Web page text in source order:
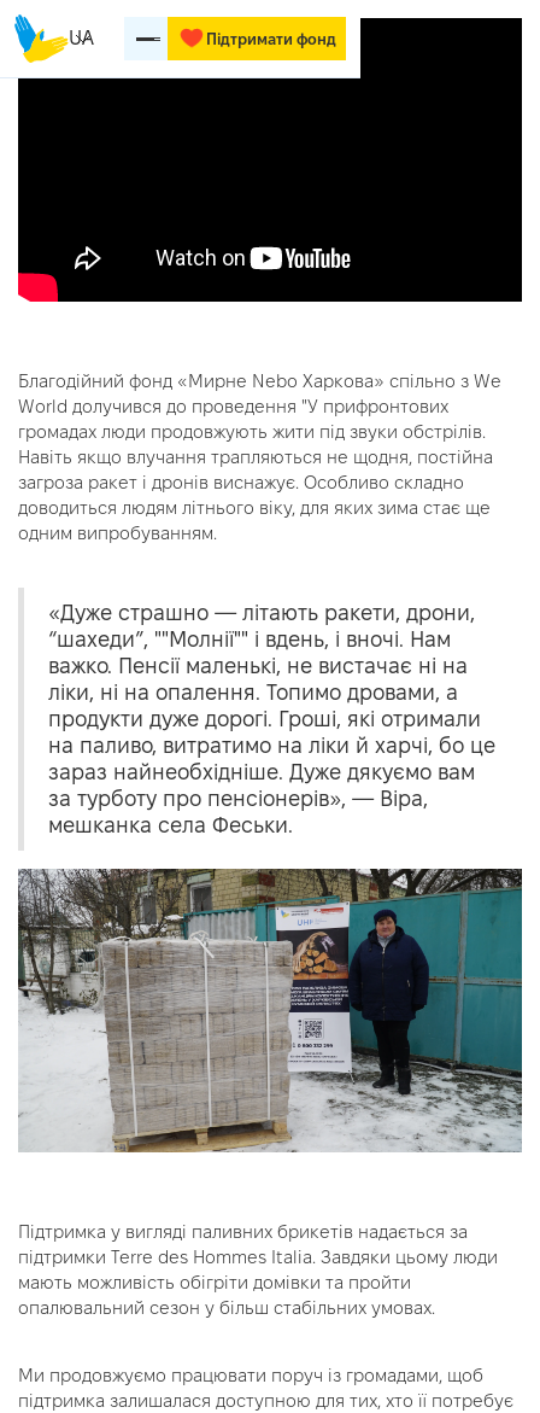
UA Підтримати фонд
Благодійний фонд «Мирне Nebo Харкова» спільно з We
World долучився до проведення "У прифронтових
громадах люди продовжують жити під звуки обстрілів.
Навіть якщо влучання трапляються не щодня, постійна
загроза ракет і дронів виснажує. Особливо складно
доводиться людям літнього віку, для яких зима стає ще
одним випробуванням.
«Дуже страшно — літають ракети, дрони,
“шахеди”, ""Молнії"" і вдень, і вночі. Нам
важко. Пенсії маленькі, не вистачає ні на
ліки, ні на опалення. Топимо дровами, а
продукти дуже дорогі. Гроші, які отримали
на паливо, витратимо на ліки й харчі, бо це
зараз найнеобхідніше. Дуже дякуємо вам
за турботу про пенсіонерів», — Віра,
мешканка села Феськи.
Підтримка у вигляді паливних брикетів надається за
підтримки Terre des Hommes Italia. Завдяки цьому люди
мають можливість обігріти домівки та пройти
опалювальний сезон у більш стабільних умовах.
Ми продовжуємо працювати поруч із громадами, щоб
підтримка залишалася доступною для тих, хто її потребує